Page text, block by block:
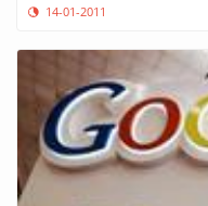
14-01-2011